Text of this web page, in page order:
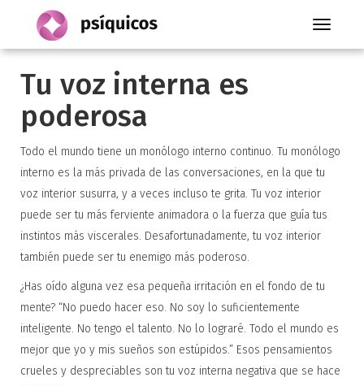
Toggle
Tu voz interna es
poderosa
Todo el mundo tiene un monólogo interno continuo. Tu monólogo
interno es la más privada de las conversaciones, en la que tu
voz interior susurra, y a veces incluso te grita. Tu voz interior
puede ser tu más ferviente animadora o la fuerza que guía tus
instintos más viscerales. Desafortunadamente, tu voz interior
también puede ser tu enemigo más poderoso.
¿Has oído alguna vez esa pequeña irritación en el fondo de tu
mente? “No puedo hacer eso. No soy lo suficientemente
inteligente. No tengo el talento. No lo lograré. Todo el mundo es
mejor que yo y mis sueños son estúpidos.” Esos pensamientos
crueles y despreciables son tu voz interna negativa que se hace